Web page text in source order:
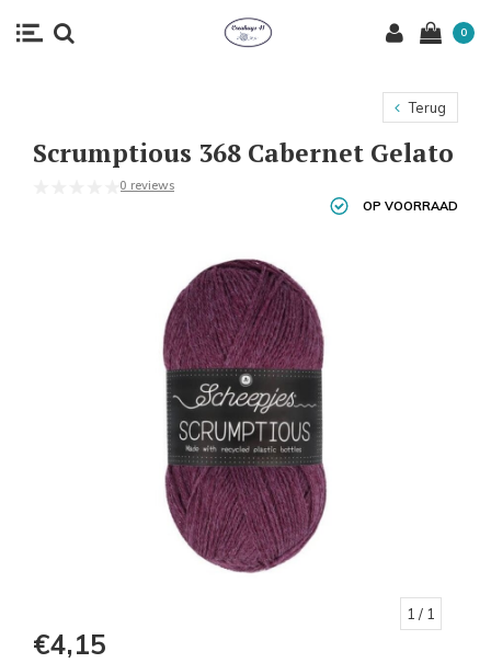
0
Terug
Scrumptious 368 Cabernet Gelato
0 reviews
OP VOORRAAD
1 / 1
€4,15